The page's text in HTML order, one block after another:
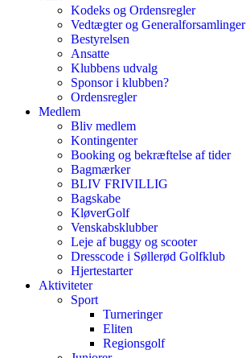
Kodeks og Ordensregler
Vedtægter og Generalforsamlinger
Bestyrelsen
Ansatte
Klubbens udvalg
Sponsor i klubben?
Ordensregler
Medlem
Bliv medlem
Kontingenter
Booking og bekræftelse af tider
Bagmærker
BLIV FRIVILLIG
Bagskabe
KløverGolf
Venskabsklubber
Leje af buggy og scooter
Dresscode i Søllerød Golfklub
Hjertestarter
Aktiviteter
Sport
Turneringer
Eliten
Regionsgolf